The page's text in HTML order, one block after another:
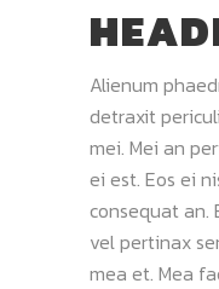
Alienum
detraxit
mei. Mei an
ei est. Eos ei
consequat an.
vel pertinax
mea et. Mea